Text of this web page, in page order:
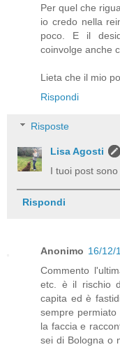
Per quel che
io credo nella
poco. E il
coinvolge anche
Lieta che il mio
Rispondi
Risposte
Lisa Agosti
I tuoi post
Rispondi
Anonimo 16/12/
Commento
etc. è il rischio
capita ed è
sempre permiato
la faccia e
sei di Bologna o